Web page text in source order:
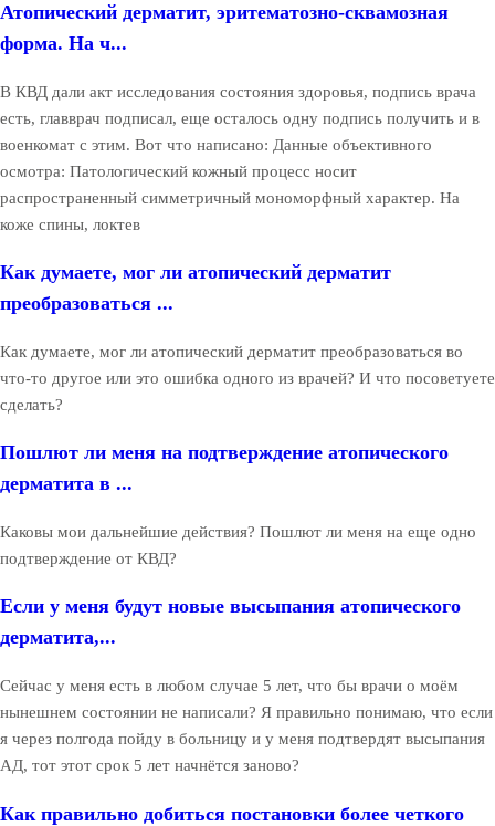
Атопический дерматит, эритематозно-сквамозная
форма. На ч...
В КВД дали акт исследования состояния здоровья, подпись врача
есть, главврач подписал, еще осталось одну подпись получить и в
военкомат с этим. Вот что написано: Данные объективного
осмотра: Патологический кожный процесс носит
распространенный симметричный мономорфный характер. На
коже спины, локтев
Как думаете, мог ли атопический дерматит
преобразоваться ...
Как думаете, мог ли атопический дерматит преобразоваться во
что-то другое или это ошибка одного из врачей? И что посоветуете
сделать?
Пошлют ли меня на подтверждение атопического
дерматита в ...
Каковы мои дальнейшие действия? Пошлют ли меня на еще одно
подтверждение от КВД?
Если у меня будут новые высыпания атопического
дерматита,...
Сейчас у меня есть в любом случае 5 лет, что бы врачи о моём
нынешнем состоянии не написали? Я правильно понимаю, что если
я через полгода пойду в больницу и у меня подтвердят высыпания
АД, тот этот срок 5 лет начнётся заново?
Как правильно добиться постановки более четкого